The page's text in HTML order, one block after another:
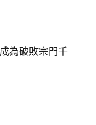
為破敗宗門千